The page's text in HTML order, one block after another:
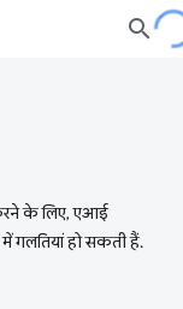
के लिए, एआई
गलतियां हो सकती हैं.